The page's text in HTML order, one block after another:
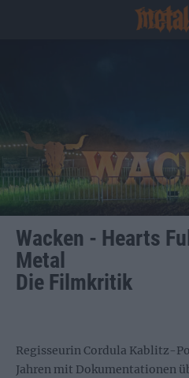
Wacken - Hearts
Metal
Die Filmkritik
Regisseurin Cordula Kablitz-
Jahren mit Dokumentationen